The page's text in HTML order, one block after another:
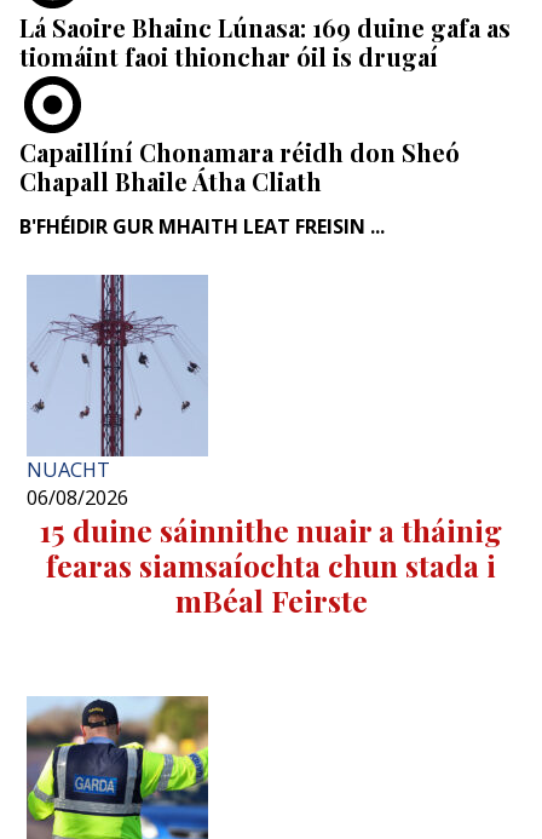
Lá Saoire Bhainc Lúnasa: 169 duine gafa as
tiomáint faoi thionchar óil is drugaí
Capaillíní Chonamara réidh don Sheó
Chapall Bhaile Átha Cliath
B'FHÉIDIR GUR MHAITH LEAT FREISIN ...
NUACHT
06/08/2026
15 duine sáinnithe nuair a tháinig
fearas siamsaíochta chun stada i
mBéal Feirste